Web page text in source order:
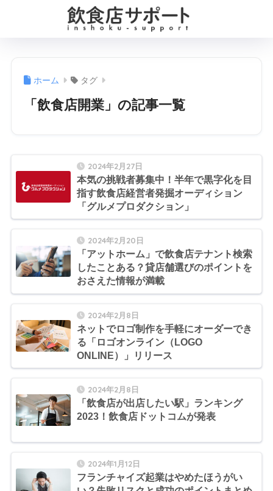
ホーム タグ
「飲食店開業」の記事一覧
2024年2月27日
本気の挑戦者募集中！半年で黒字化を目
指す飲食店経営者発掘オーディション
「グルメプロダクション」
2024年2月20日
「アットホーム」で飲食店テナント検索
したことある？貸店舗選びのポイントを
おさえた情報が満載
2024年2月8日
ネットでロゴ制作を手軽にオーダーでき
る「ロゴオンライン（LOGO
ONLINE）」リリース
2024年2月8日
「飲食店が出店したい駅」ランキング
2023！飲食店ドットコムが発表
2024年1月12日
フランチャイズ起業はやめたほうがい